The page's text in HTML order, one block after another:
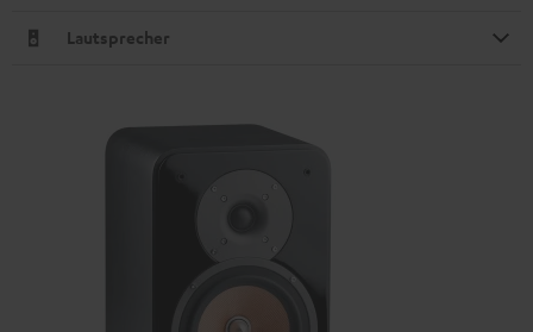
Lautsprecher